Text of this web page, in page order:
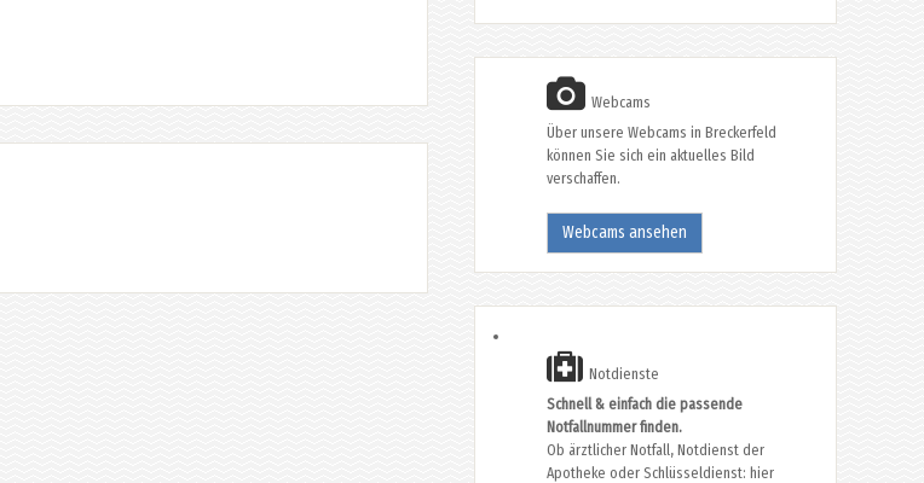
Webcams
Über unsere Webcams in Breckerfeld
können Sie sich ein aktuelles Bild
verschaffen.
Webcams ansehen
Notdienste
Schnell & einfach die passende
Notfallnummer finden.
Ob ärztlicher Notfall, Notdienst der
Apotheke oder Schlüsseldienst: hier